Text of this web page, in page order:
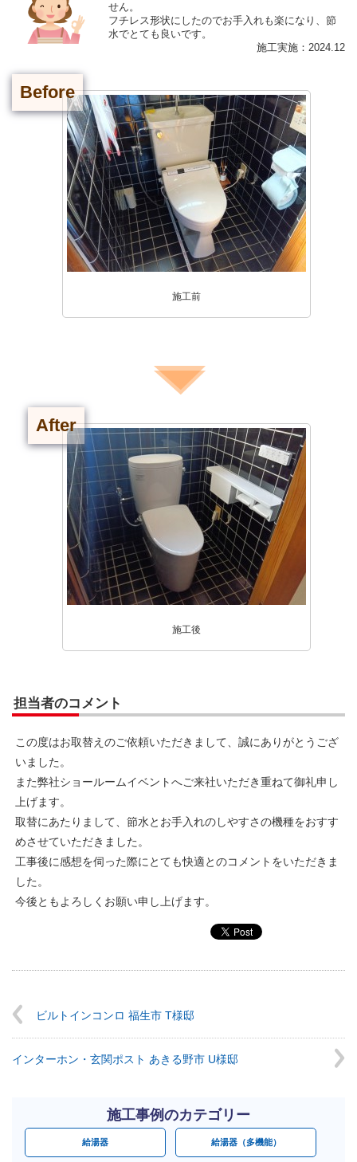
せん。
フチレス形状にしたのでお手入れも楽になり、節
水でとても良いです。
施工実施：2024.12
Before
施工前
After
施工後
担当者のコメント
この度はお取替えのご依頼いただきまして、誠にありがとうござ
いました。
また弊社ショールームイベントへご来社いただき重ねて御礼申し
上げます。
取替にあたりまして、節水とお手入れのしやすさの機種をおすす
めさせていただきました。
工事後に感想を伺った際にとても快適とのコメントをいただきま
した。
今後ともよろしくお願い申し上げます。
ビルトインコンロ 福生市 T様邸
インターホン・玄関ポスト あきる野市 U様邸
施工事例のカテゴリー
給湯器 給湯器（多機能）